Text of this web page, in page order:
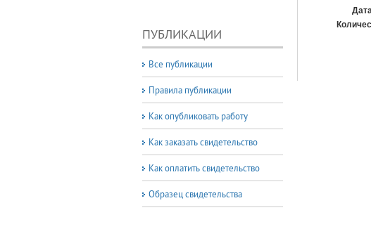
ПУБЛИКАЦИИ
Все публикации
Правила публикации
Как опубликовать работу
Как заказать свидетельство
Как оплатить свидетельство
Образец свидетельства